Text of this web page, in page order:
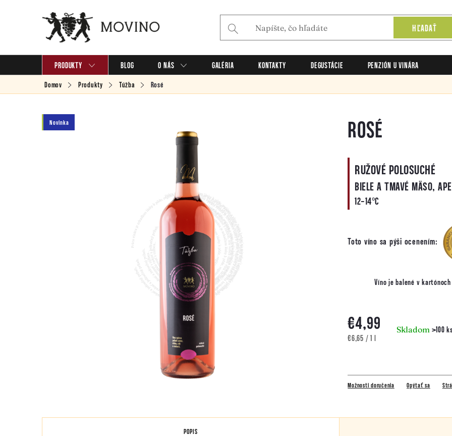
HĽADAŤ
PRODUKTY BLOG O NÁS GALÉRIA KONTAKTY DEGUSTÁCIE PENZIÓN U VINÁRA
Domov Produkty Túžba Rosé
Novinka ROSÉ
RUŽOVÉ POLOSUCHÉ
BIELE A TMAVÉ MÄSO,
12-14°C
Toto víno sa pýši ocenením:
Víno je balené v
€4,99
Jednotková
€6,65 / 1 l
Skladom >100 ks
Možnosti doručenia Opýtať sa
POPIS